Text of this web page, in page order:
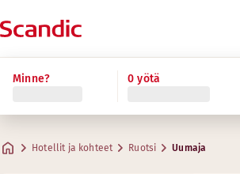
Minne? 0 yötä
Hotellit ja kohteet Ruotsi Uumaja